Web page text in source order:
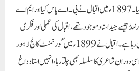
میں بی ۔ اے کی کلاس میں داخلہ لیا ۔ 1897ء میں اقبال نے بی ۔ اے پاس کیا اور ایم اے
جیسے جید استاد موجود تھے ، اقبال کی عملی اور فکری
زندگی کی تشکیل میں ان کا اہم رول رہا ہے ۔ اقبال نے 1899ء میں گورنمنٹ کالج لاہور
شاعری کا سلسلہ بھی چلتا رہا ، انہیں استاد داغ